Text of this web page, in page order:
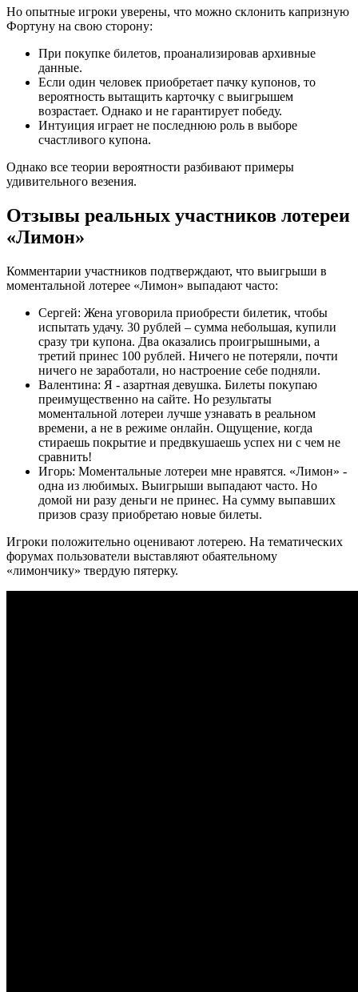
Но опытные игроки уверены, что можно склонить капризную
Фортуну на свою сторону:
При покупке билетов, проанализировав архивные
данные.
Если один человек приобретает пачку купонов, то
вероятность вытащить карточку с выигрышем
возрастает. Однако и не гарантирует победу.
Интуиция играет не последнюю роль в выборе
счастливого купона.
Однако все теории вероятности разбивают примеры
удивительного везения.
Отзывы реальных участников лотереи
«Лимон»
Комментарии участников подтверждают, что выигрыши в
моментальной лотерее «Лимон» выпадают часто:
Сергей: Жена уговорила приобрести билетик, чтобы
испытать удачу. 30 рублей – сумма небольшая, купили
сразу три купона. Два оказались проигрышными, а
третий принес 100 рублей. Ничего не потеряли, почти
ничего не заработали, но настроение себе подняли.
Валентина: Я - азартная девушка. Билеты покупаю
преимущественно на сайте. Но результаты
моментальной лотереи лучше узнавать в реальном
времени, а не в режиме онлайн. Ощущение, когда
стираешь покрытие и предвкушаешь успех ни с чем не
сравнить!
Игорь: Моментальные лотереи мне нравятся. «Лимон» -
одна из любимых. Выигрыши выпадают часто. Но
домой ни разу деньги не принес. На сумму выпавших
призов сразу приобретаю новые билеты.
Игроки положительно оценивают лотерею. На тематических
форумах пользователи выставляют обаятельному
«лимончику» твердую пятерку.